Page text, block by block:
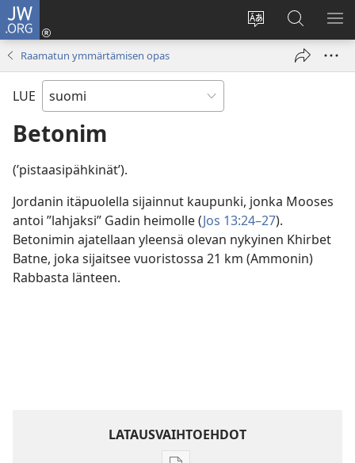
JW.ORG
Vaihda
sivuston
Kirjaudu
(avaa
Hae
JW.ORG-
sivustolta
Raamatun ymmärtämisen opas
LUE
Betonim
(’pistaasipähkinät’).
Jordanin itäpuolella sijainnut kaupunki, jonka Mooses
antoi ”lahjaksi” Gadin heimolle (Jos 13:24–27).
Betonimin ajatellaan yleensä olevan nykyinen Khirbet
Batne, joka sijaitsee vuoristossa 21 km (Ammonin)
Rabbasta länteen.
LATAUSVAIHTOEHDOT